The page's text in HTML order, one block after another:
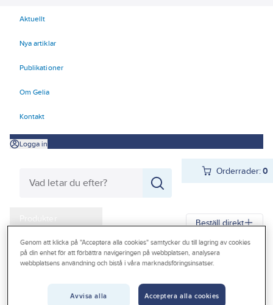
Aktuellt
Nya artiklar
Publikationer
Om Gelia
Kontakt
Logga in
Orderrader:0
Produkter
Kampanjer
Outlet
Beställ direkt
Gelia Produkter El IOT Intelligenta sensorer
Tillbehör
Genom att klicka på "Acceptera alla cookies" samtycker du till lagring av cookies
på din enhet för att förbättra navigeringen på webbplatsen, analysera
webbplatsens användning och bistå i våra marknadsföringsinsatser.
Avvisa alla Acceptera alla cookies